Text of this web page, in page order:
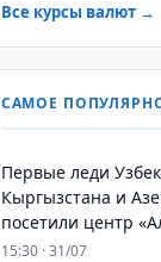
Все курсы валют →
САМОЕ
Первые леди
Кыргызстана и
посетили центр
15:30 · 31/07